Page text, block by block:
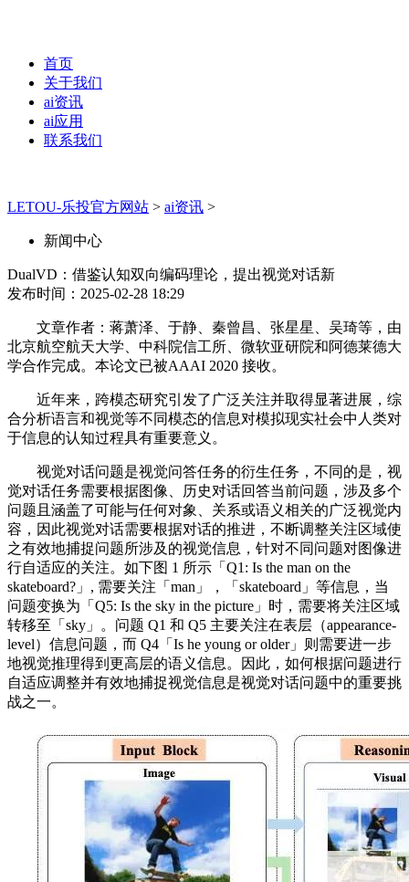
首页
关于我们
ai资讯
ai应用
联系我们
LETOU-乐投官方网站 > ai资讯 >
新闻中心
DualVD：借鉴认知双向编码理论，提出视觉对话新
发布时间：2025-02-28 18:29
文章作者：蒋萧泽、于静、秦曾昌、张星星、吴琦等，由
北京航空航天大学、中科院信工所、微软亚研院和阿德莱德大
学合作完成。本论文已被AAAI 2020 接收。
近年来，跨模态研究引发了广泛关注并取得显著进展，综
合分析语言和视觉等不同模态的信息对模拟现实社会中人类对
于信息的认知过程具有重要意义。
视觉对话问题是视觉问答任务的衍生任务，不同的是，视
觉对话任务需要根据图像、历史对话回答当前问题，涉及多个
问题且涵盖了可能与任何对象、关系或语义相关的广泛视觉内
容，因此视觉对话需要根据对话的推进，不断调整关注区域使
之有效地捕捉问题所涉及的视觉信息，针对不同问题对图像进
行自适应的关注。如下图 1 所示「Q1: Is the man on the
skateboard?」, 需要关注「man」，「skateboard」等信息，当
问题变换为「Q5: Is the sky in the picture」时，需要将关注区域
转移至「sky」。问题 Q1 和 Q5 主要关注在表层（appearance-
level）信息问题，而 Q4「Is he young or older」则需要进一步
地视觉推理得到更高层的语义信息。因此，如何根据问题进行
自适应调整并有效地捕捉视觉信息是视觉对话问题中的重要挑
战之一。